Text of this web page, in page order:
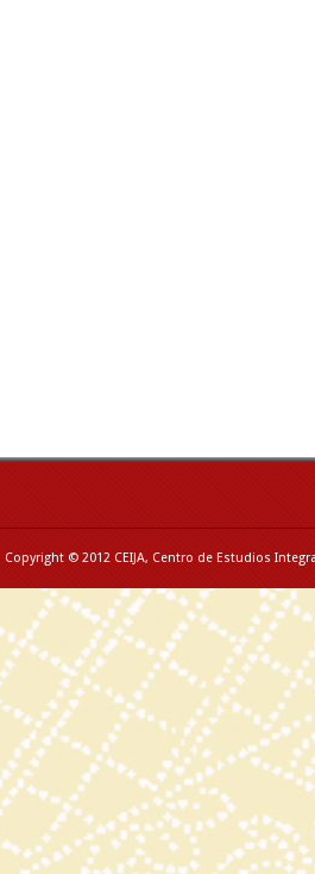
Copyright © 2012 CEIJA, Centro de Estudios